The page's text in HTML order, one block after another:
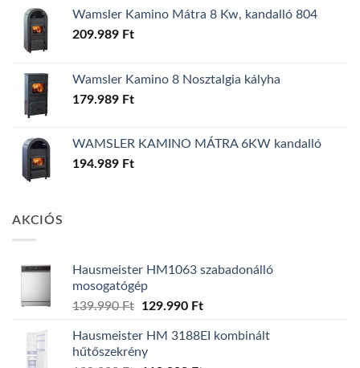
Wamsler Kamino Mátra 8 Kw, kandalló 804
209.989 Ft
Wamsler Kamino 8 Nosztalgia kályha
179.989 Ft
WAMSLER KAMINO MÁTRA 6KW kandalló
194.989 Ft
AKCIÓS
Hausmeister HM1063 szabadonálló
mosogatógép
139.990Ft
Original
was:
139.990 Ft.
129.990 FtCurrent
is:
Hausmeister HM 3188EI kombinált
hűtőszekrény